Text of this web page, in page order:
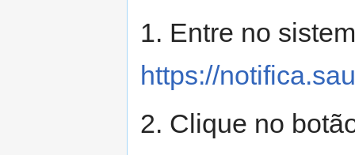
1. Entre no
https://
2. Clique no